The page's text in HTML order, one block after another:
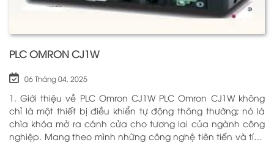
PLC OMRON CJ1W
06 Tháng 04, 2025
1. Giới thiệu về PLC Omron CJ1W PLC Omron CJ1W không
chỉ là một thiết bị điều khiển tự động thông thường; nó là
chìa khóa mở ra cánh cửa cho tương lai của ngành công
nghiệp. Mang theo mình những công nghệ tiên tiến và tính